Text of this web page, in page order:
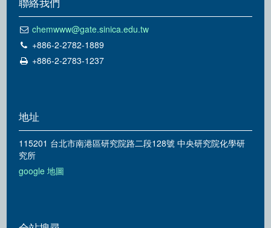
chemwww@gate.sinica.edu.tw
+886-2-2782-1889
+886-2-2783-1237
地址
115201 台北市南港區研究院路二段128號 中央研究院化學研
究所
google 地圖